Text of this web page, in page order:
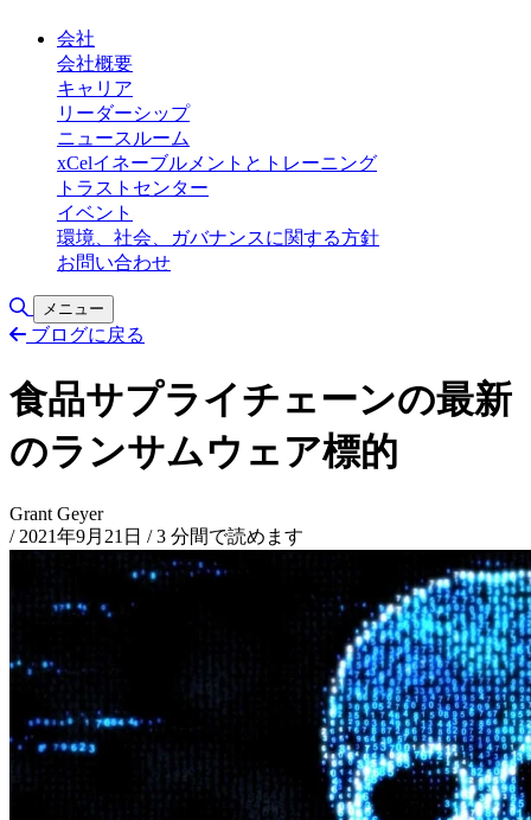
会社
会社概要
キャリア
リーダーシップ
ニュースルーム
xCelイネーブルメントとトレーニング
トラストセンター
イベント
環境、社会、ガバナンスに関する方針
お問い合わせ
検索の切り替え
メニュー
ブログに戻る
食品サプライチェーンの最新
のランサムウェア標的
Grant Geyer
/ 2021年9月21日 /3 分間で読めます